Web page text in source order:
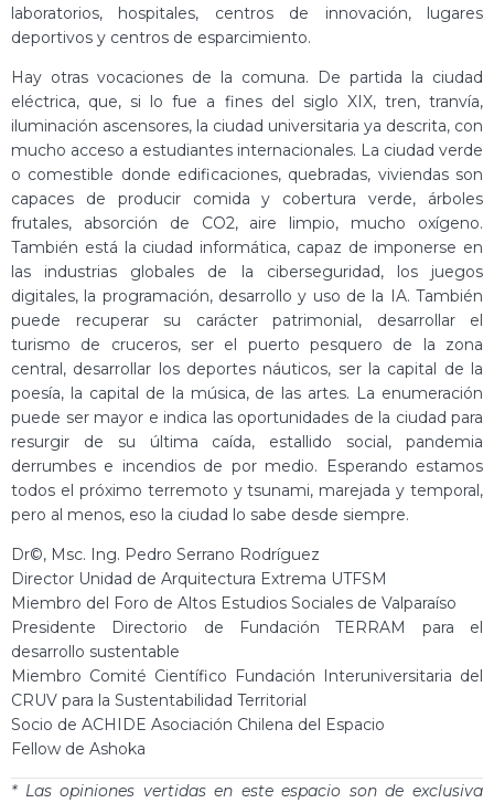
laboratorios, hospitales, centros de innovación, lugares
deportivos y centros de esparcimiento.
Hay otras vocaciones de la comuna. De partida la ciudad
eléctrica, que, si lo fue a fines del siglo XIX, tren, tranvía,
iluminación ascensores, la ciudad universitaria ya descrita, con
mucho acceso a estudiantes internacionales. La ciudad verde
o comestible donde edificaciones, quebradas, viviendas son
capaces de producir comida y cobertura verde, árboles
frutales, absorción de CO2, aire limpio, mucho oxígeno.
También está la ciudad informática, capaz de imponerse en
las industrias globales de la ciberseguridad, los juegos
digitales, la programación, desarrollo y uso de la IA. También
puede recuperar su carácter patrimonial, desarrollar el
turismo de cruceros, ser el puerto pesquero de la zona
central, desarrollar los deportes náuticos, ser la capital de la
poesía, la capital de la música, de las artes. La enumeración
puede ser mayor e indica las oportunidades de la ciudad para
resurgir de su última caída, estallido social, pandemia
derrumbes e incendios de por medio. Esperando estamos
todos el próximo terremoto y tsunami, marejada y temporal,
pero al menos, eso la ciudad lo sabe desde siempre.
Dr©, Msc. Ing. Pedro Serrano Rodríguez
Director Unidad de Arquitectura Extrema UTFSM
Miembro del Foro de Altos Estudios Sociales de Valparaíso
Presidente Directorio de Fundación TERRAM para el
desarrollo sustentable
Miembro Comité Científico Fundación Interuniversitaria del
CRUV para la Sustentabilidad Territorial
Socio de ACHIDE Asociación Chilena del Espacio
Fellow de Ashoka
* Las opiniones vertidas en este espacio son de exclusiva